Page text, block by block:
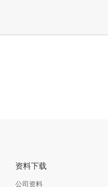
资料下载
公司资料